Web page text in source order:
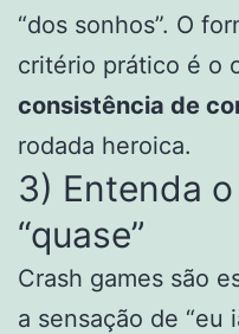
“dos sonhos”. O
critério prático é o
consistência de
rodada heroica.
3) Entenda
“quase”
Crash games são
a sensação de “eu